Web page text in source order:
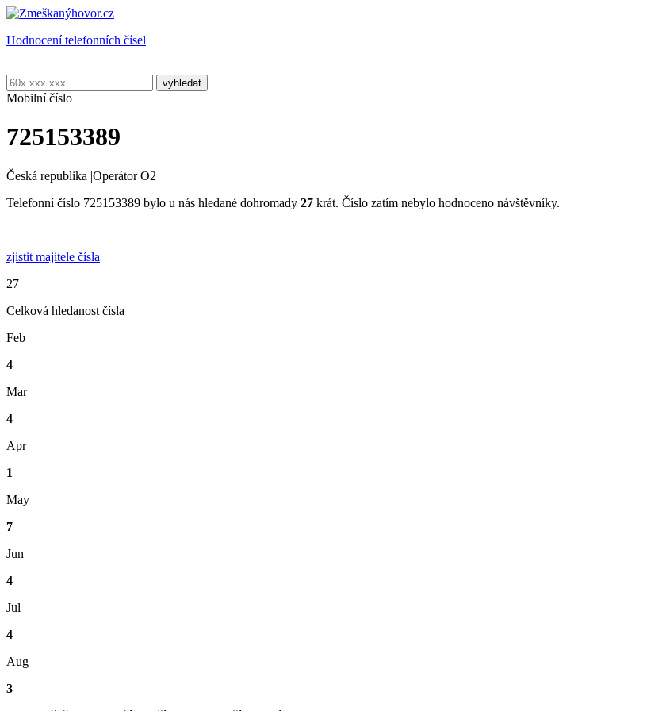
Hodnocení telefonních čísel
Mobilní číslo
725153389
Česká republika |Operátor O2
Telefonní číslo 725153389 bylo u nás hledané dohromady 27 krát. Číslo zatím nebylo hodnoceno návštěvníky.
zjistit majitele čísla
27
Celková hledanost čísla
Feb
4
Mar
4
Apr
1
May
7
Jun
4
Jul
4
Aug
3